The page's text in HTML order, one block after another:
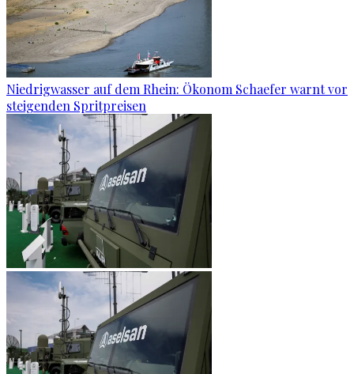
Niedrigwasser auf dem Rhein: Ökonom Schaefer warnt vor
steigenden Spritpreisen